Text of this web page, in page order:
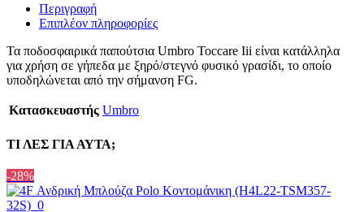
Περιγραφή
Επιπλέον πληροφορίες
Τα ποδοσφαιρικά παπούτσια Umbro Toccare Iii είναι κατάλληλα
για χρήση σε γήπεδα με ξηρό/στεγνό φυσικό γρασίδι, το οποίο
υποδηλώνεται από την σήμανση FG.
Κατασκευαστής Umbro
ΤΙ ΛΕΣ ΓΙΑ ΑΥΤΑ;
-28%